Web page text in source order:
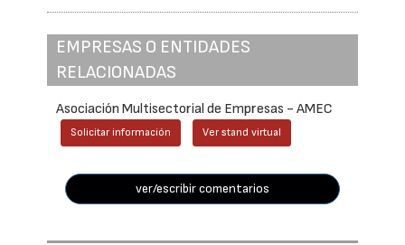
EMPRESAS O ENTIDADES
RELACIONADAS
Asociación Multisectorial de Empresas - AMEC
Solicitar información Ver stand virtual
ver/escribir comentarios